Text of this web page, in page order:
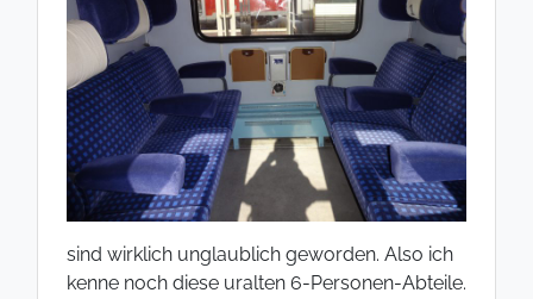
sind wirklich unglaublich geworden. Also ich
kenne noch diese uralten 6-Personen-Abteile.